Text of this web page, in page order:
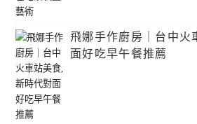
飛娜手作廚房｜台中火
面好吃早午餐推薦